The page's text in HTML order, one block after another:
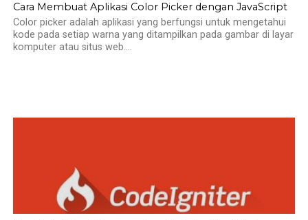
Cara Membuat Aplikasi Color Picker dengan JavaScript
Color picker adalah aplikasi yang berfungsi untuk mengetahui
kode pada setiap warna yang ditampilkan pada gambar di layar
komputer atau situs web....